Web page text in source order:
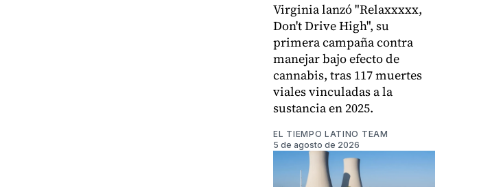
Virginia lanzó "Relaxxxxx,
Don't Drive High", su
primera campaña contra
manejar bajo efecto de
cannabis, tras 117 muertes
viales vinculadas a la
sustancia en 2025.
EL TIEMPO LATINO TEAM
5 de agosto de 2026